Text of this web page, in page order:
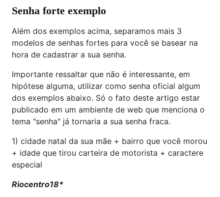
Senha forte exemplo
Além dos exemplos acima, separamos mais 3
modelos de senhas fortes para você se basear na
hora de cadastrar a sua senha.
Importante ressaltar que não é interessante, em
hipótese alguma, utilizar como senha oficial algum
dos exemplos abaixo. Só o fato deste artigo estar
publicado em um ambiente de web que menciona o
tema "senha" já tornaria a sua senha fraca.
1) cidade natal da sua mãe + bairro que você morou
+ idade que tirou carteira de motorista + caractere
especial
Riocentro18*